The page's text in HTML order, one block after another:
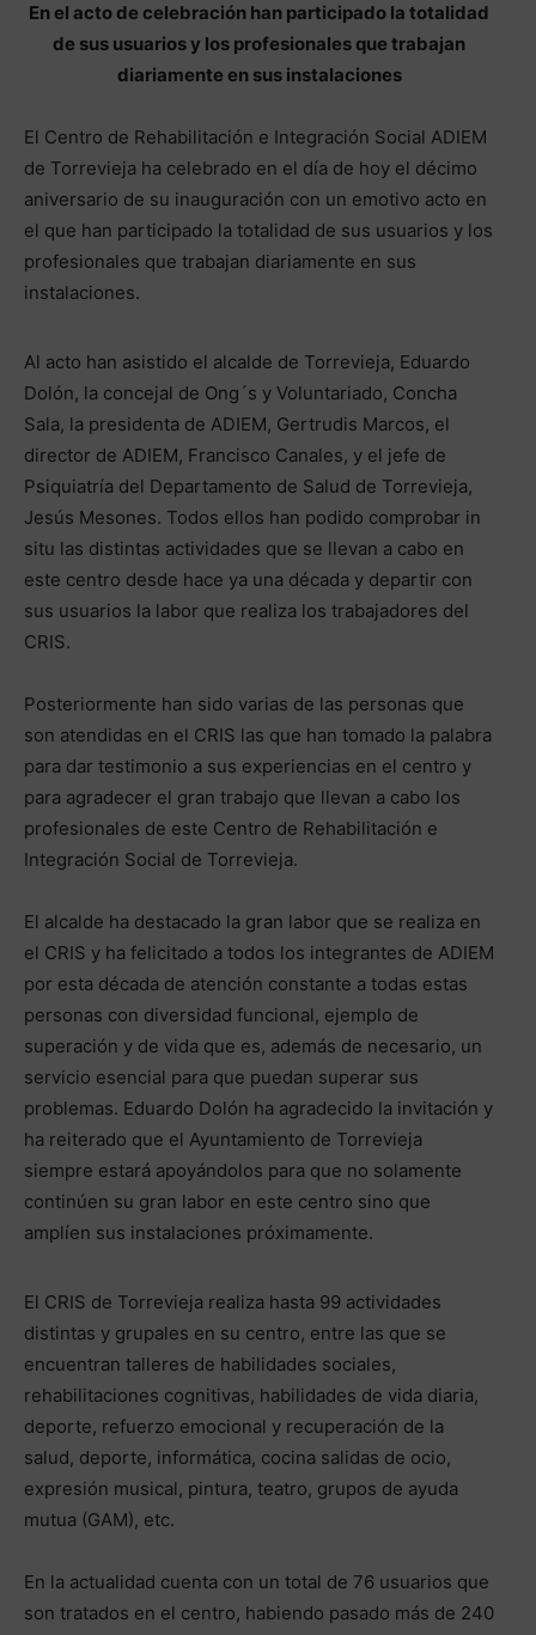
En el acto de celebración han participado la totalidad
de sus usuarios y los profesionales que trabajan
diariamente en sus instalaciones
El Centro de Rehabilitación e Integración Social ADIEM
de Torrevieja ha celebrado en el día de hoy el décimo
aniversario de su inauguración con un emotivo acto en
el que han participado la totalidad de sus usuarios y los
profesionales que trabajan diariamente en sus
instalaciones.
Al acto han asistido el alcalde de Torrevieja, Eduardo
Dolón, la concejal de Ong´s y Voluntariado, Concha
Sala, la presidenta de ADIEM, Gertrudis Marcos, el
director de ADIEM, Francisco Canales, y el jefe de
Psiquiatría del Departamento de Salud de Torrevieja,
Jesús Mesones. Todos ellos han podido comprobar in
situ las distintas actividades que se llevan a cabo en
este centro desde hace ya una década y departir con
sus usuarios la labor que realiza los trabajadores del
CRIS.
Posteriormente han sido varias de las personas que
son atendidas en el CRIS las que han tomado la palabra
para dar testimonio a sus experiencias en el centro y
para agradecer el gran trabajo que llevan a cabo los
profesionales de este Centro de Rehabilitación e
Integración Social de Torrevieja.
El alcalde ha destacado la gran labor que se realiza en
el CRIS y ha felicitado a todos los integrantes de ADIEM
por esta década de atención constante a todas estas
personas con diversidad funcional, ejemplo de
superación y de vida que es, además de necesario, un
servicio esencial para que puedan superar sus
problemas. Eduardo Dolón ha agradecido la invitación y
ha reiterado que el Ayuntamiento de Torrevieja
siempre estará apoyándolos para que no solamente
continúen su gran labor en este centro sino que
amplíen sus instalaciones próximamente.
El CRIS de Torrevieja realiza hasta 99 actividades
distintas y grupales en su centro, entre las que se
encuentran talleres de habilidades sociales,
rehabilitaciones cognitivas, habilidades de vida diaria,
deporte, refuerzo emocional y recuperación de la
salud, deporte, informática, cocina salidas de ocio,
expresión musical, pintura, teatro, grupos de ayuda
mutua (GAM), etc.
En la actualidad cuenta con un total de 76 usuarios que
son tratados en el centro, habiendo pasado más de 240